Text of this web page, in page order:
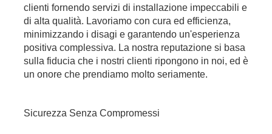
clienti fornendo servizi di installazione impeccabili e
di alta qualità. Lavoriamo con cura ed efficienza,
minimizzando i disagi e garantendo un'esperienza
positiva complessiva. La nostra reputazione si basa
sulla fiducia che i nostri clienti ripongono in noi, ed è
un onore che prendiamo molto seriamente.
Sicurezza Senza Compromessi